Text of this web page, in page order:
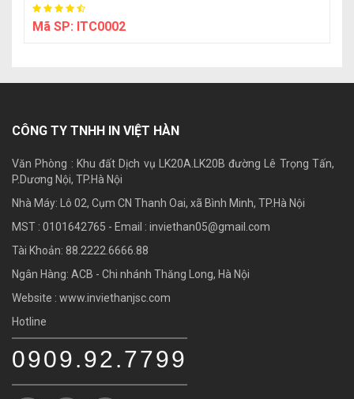
Mã SP: ITC0002
CÔNG TY TNHH IN VIỆT HÀN
Văn Phòng : Khu đất Dịch vụ LK20A.LK20B đường Lê Trọng Tấn,
P.Dương Nội, TP.Hà Nội
Nhà Máy: Lô 02, Cụm CN Thanh Oai, xã Bình Minh, TP.Hà Nội
MST : 0101642765 - Email : inviethan05@gmail.com
Tài Khoản: 88.2222.6666.88
Ngân Hàng: ACB - Chi nhánh Thăng Long, Hà Nội
Website : www.inviethanjsc.com
Hotline
0909.92.7799